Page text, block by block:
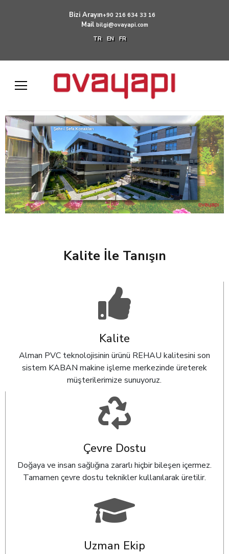
Bizi Arayın+90 216 634 33 16
Mail bilgi@ovayapi.com
TR
EN FR
Kalite İle Tanışın
Kalite
Alman PVC teknolojisinin ürünü REHAU kalitesini son
sistem KABAN makine işleme merkezinde üreterek
müşterilerimize sunuyoruz.
Çevre Dostu
Doğaya ve insan sağlığına zararlı hiçbir bileşen içermez.
Tamamen çevre dostu teknikler kullanılarak üretilir.
Uzman Ekip